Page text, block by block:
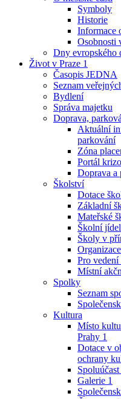
Symboly
Historie
Informace
Osobnosti
Dny
Život v Praze 1
Časopis JEDNA
Seznam
Bydlení
Správa majetku
Doprava,
Aktuální
parkování
Zóna
Portál
Doprava a
Školství
Dotace
Základní
Mateřské
Školní
Školy v
Pro vedení
Místní
Spolky
Seznam
Kultura
Místo
Prahy 1
Dotace v
ochrany
Galerie 1